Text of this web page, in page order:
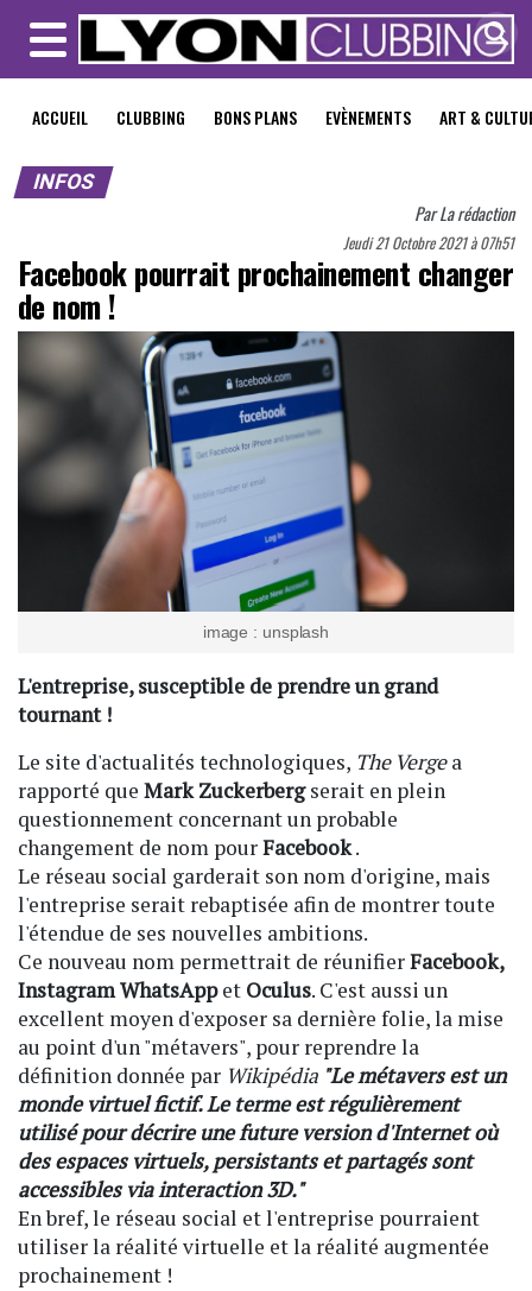
MENU
ACCUEIL CLUBBING BONS PLANS EVÈNEMENTS ART &
INFOS
ParLa rédaction
Jeudi 21 Octobre 2021 à 07h51
Facebook pourrait prochainement changer
de nom !
image : unsplash
L'entreprise, susceptible de prendre un grand
tournant !
Le site d'actualités technologiques, The Vergea
rapporté que Mark Zuckerbergserait en plein
questionnement concernant un probable
changement de nom pourFacebook.
Le réseau social garderait son nom d'origine, mais
l'entreprise serait rebaptisée afin de montrer toute
l'étendue de ses nouvelles ambitions.
Ce nouveau nom permettrait de réunifierFacebook,
Instagram WhatsAppet Oculus. C'est aussi un
excellent moyen d'exposer sa dernière folie, la mise
au point d'un "métavers", pour reprendre la
définition donnée par Wikipédia "Le métavers est un
monde virtuel fictif. Le terme est régulièrement
utilisé pour décrire une future version d'Internet où
des espaces virtuels, persistants et partagés sont
accessibles via interaction 3D."
En bref, le réseau social et l'entreprise pourraient
utiliser la réalité virtuelle et la réalité augmentée
prochainement !